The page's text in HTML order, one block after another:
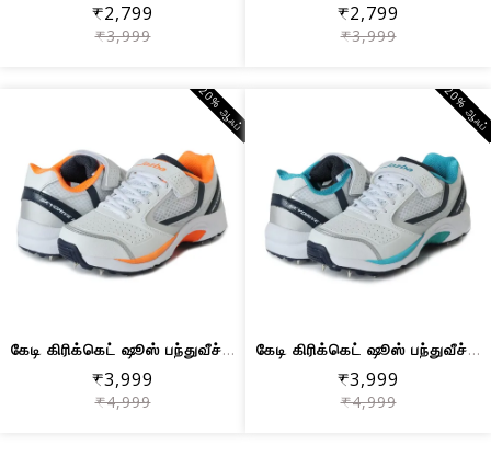
₹2,799
₹3,999
₹2,799
₹3,999
கேடி கிரிக்கெட் ஷூஸ் பந்துவீச்சு ஸ்பை...
₹3,999
₹4,999
20% ஆஃப்
கேடி கிரிக்கெட் ஷூஸ் பந்துவீச்சு ஸ்பை...
₹3,999
₹4,999
20%